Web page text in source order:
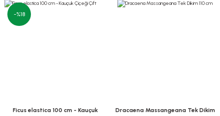
-%18
Ficus elastica 100 cm - Kauçuk
Dracaena Massangeana Tek Dikim